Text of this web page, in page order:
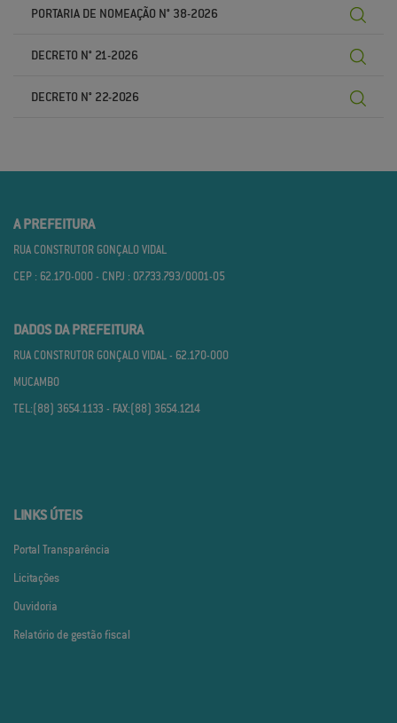
PORTARIA DE NOMEAÇÃO N° 38-2026
DECRETO N° 21-2026
DECRETO N° 22-2026
A PREFEITURA
RUA CONSTRUTOR GONÇALO VIDAL
CEP : 62.170­-000 - CNPJ : 07.733.793/0001­-05
DADOS DA PREFEITURA
RUA CONSTRUTOR GONÇALO VIDAL - 62.170­-000
MUCAMBO
TEL:(88) 3654.1133 - FAX:(88) 3654.1214
LINKS ÚTEIS
Portal Transparência
Licitações
Ouvidoria
Relatório de gestão fiscal